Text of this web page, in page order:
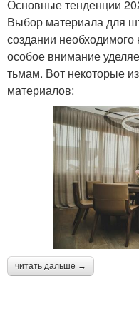
Основные тенденции
Выбор материала для
создании
особое внимание
тьмам. Вот некоторые
материалов:
читать дальше →